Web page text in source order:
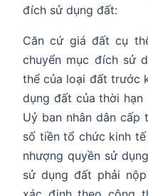
đích sử dụng đất:
Căn cứ giá đất cụ
chuyển mục đích sử
thể của loại đất trước
dụng đất của thời
Uỷ ban nhân dân cấp
số tiền tổ chức kinh
nhượng quyền sử
sử dụng đất phải